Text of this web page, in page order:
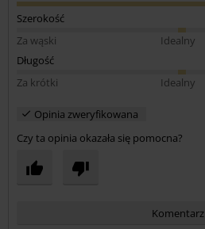
Szerokość
Za wąski
Idealny
Długość
Za krótki
Idealny
Opinia zweryfikowana
Czy ta opinia okazała się pomocna?
Komentarz